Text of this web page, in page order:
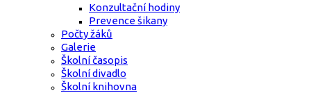
Konzultační hodiny
Prevence šikany
Počty žáků
Galerie
Školní časopis
Školní divadlo
Školní knihovna